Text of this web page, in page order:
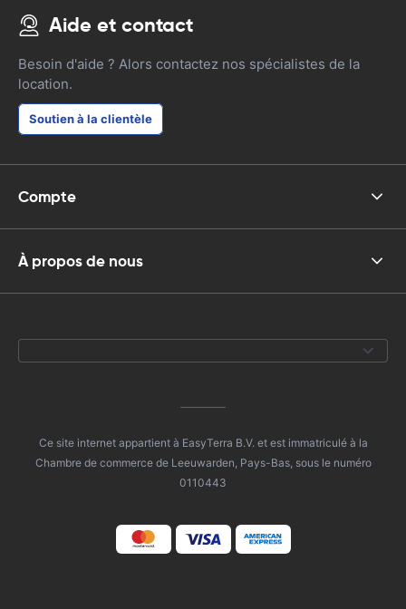
Aide et contact
Besoin d'aide ? Alors contactez nos spécialistes de la
location.
Soutien à la clientèle
Compte
À propos de nous
Ce site internet appartient à EasyTerra B.V. et est immatriculé à la
Chambre de commerce de Leeuwarden, Pays-Bas, sous le numéro
0110443